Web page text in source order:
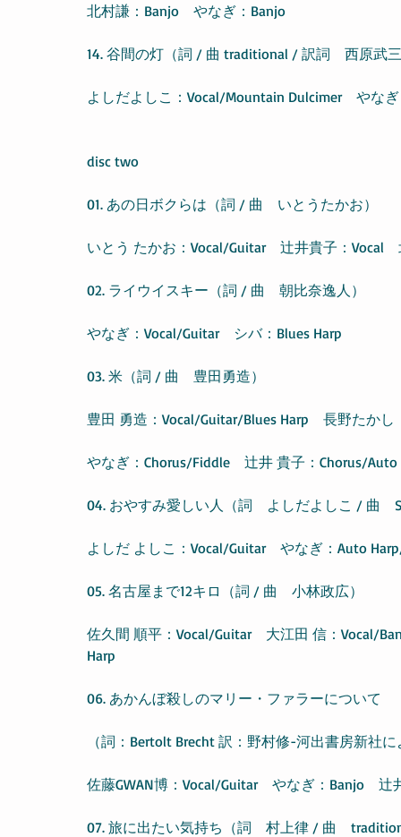
北村謙：Banjo　やなぎ：Banjo
14. 谷間の灯（詞 / 曲 traditional / 訳詞　西原武
よしだよしこ：Vocal/Mountain Dulcimer　やな
disc two
01. あの日ボクらは（詞 / 曲　いとうたかお）
いとう たかお：Vocal/Guitar　辻井貴子：Vocal
02. ライウイスキー（詞 / 曲　朝比奈逸人）
やなぎ：Vocal/Guitar　シバ：Blues Harp
03. 米（詞 / 曲　豊田勇造）
豊田 勇造：Vocal/Guitar/Blues Harp　長野たか
やなぎ：Chorus/Fiddle　辻井 貴子：Chorus/Auto
04. おやすみ愛しい人（詞　よしだよしこ / 曲　
よしだ よしこ：Vocal/Guitar　やなぎ：Auto
05. 名古屋まで12キロ（詞 / 曲　小林政広）
佐久間 順平：Vocal/Guitar　大江田 信：Vocal/
Harp
06. あかんぼ殺しのマリー・ファラーについて
（詞：Bertolt Brecht 訳：野村修-河出書房新社
佐藤GWAN博：Vocal/Guitar　やなぎ：Banjo　辻
07. 旅に出たい気持ち（詞　村上律 / 曲　